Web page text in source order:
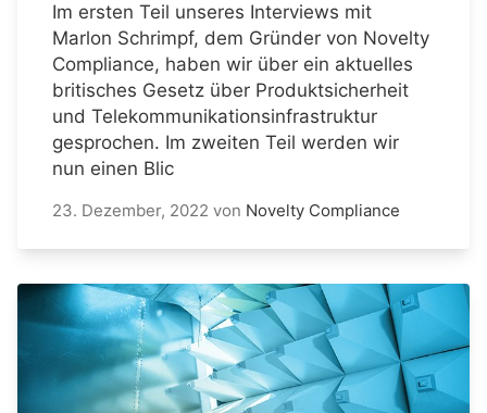
Im ersten Teil unseres Interviews mit
Marlon Schrimpf, dem Gründer von Novelty
Compliance, haben wir über ein aktuelles
britisches Gesetz über Produktsicherheit
und Telekommunikationsinfrastruktur
gesprochen. Im zweiten Teil werden wir
nun einen Blic
23. Dezember, 2022 von Novelty Compliance